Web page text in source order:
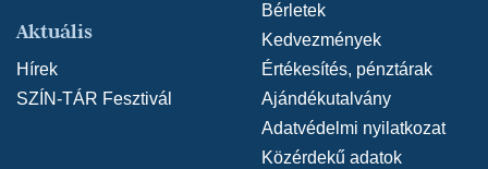
Aktuális
Hírek
SZÍN-TÁR Fesztivál
Bérletek
Kedvezmények
Értékesítés, pénztárak
Ajándékutalvány
Adatvédelmi nyilatkozat
Közérdekű adatok